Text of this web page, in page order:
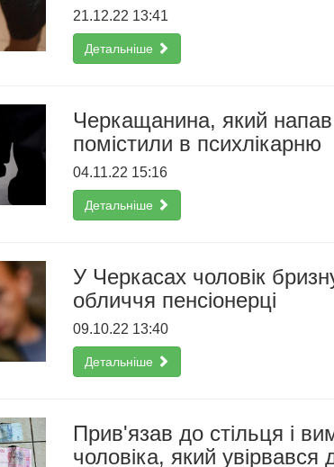
21.12.22 13:41
Детальніше
Черкащанина, який напав
помістили в психлікарню
04.11.22 15:16
Детальніше
У Черкасах чоловік
обличчя пенсіонерці
09.10.22 13:40
Детальніше
Прив'язав до стільця і
чоловіка, який